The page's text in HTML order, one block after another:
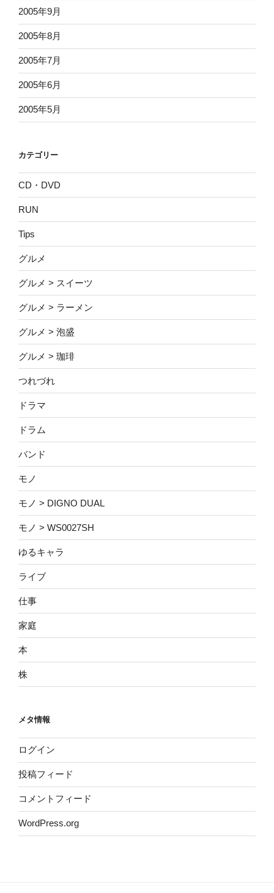
2005年9月
2005年8月
2005年7月
2005年6月
2005年5月
カテゴリー
CD・DVD
RUN
Tips
グルメ
グルメ > スイーツ
グルメ > ラーメン
グルメ > 泡盛
グルメ > 珈琲
つれづれ
ドラマ
ドラム
バンド
モノ
モノ > DIGNO DUAL
モノ > WS0027SH
ゆるキャラ
ライブ
仕事
家庭
本
株
メタ情報
ログイン
投稿フィード
コメントフィード
WordPress.org